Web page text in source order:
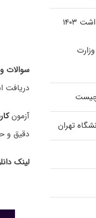
سوالات
دریافت
آزمون
دقیق و
لینک
چیست
تهران